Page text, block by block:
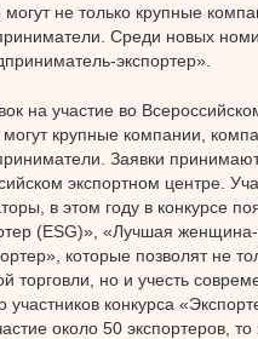
могут не только крупные
Среди новых
экспортер».
на участие во
крупные компании,
Заявки
экспортном центре.
в этом году в конкурсе
(ESG)», «Лучшая
которые позволят не
торговли, но и учесть
конкурса
около 50 экспортеров,